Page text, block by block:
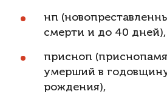
нп
смерти и до 40 дней),
присноп
умерший в
рождения),